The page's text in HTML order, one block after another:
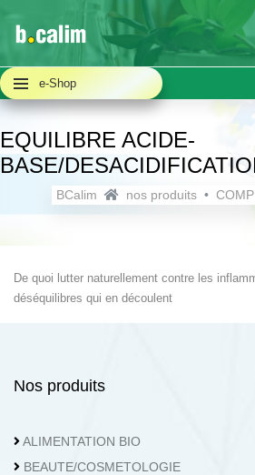
e-Shop
QUESTIONS FRÉQUENTES (FAQ)
EQUILIBRE ACIDE-
BASE/
BCalim nos produits
De quoi lutter naturellement contre les
déséquilibres qui en découlent
Nos produits
ALIMENTATION BIO
BEAUTE/COSMETOLOGIE